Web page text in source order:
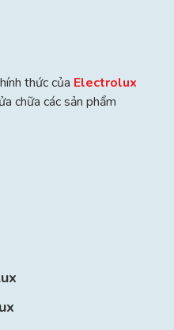
thức của Electrolux
chữa các sản phẩm